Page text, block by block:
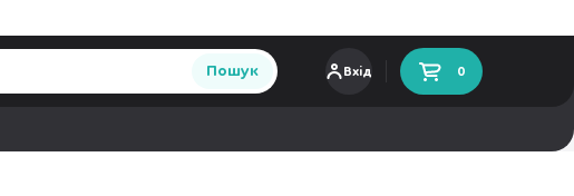
Пошук Вхід 0